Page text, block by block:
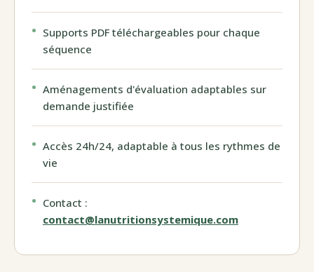
Supports PDF téléchargeables pour chaque
séquence
Aménagements d'évaluation adaptables sur
demande justifiée
Accès 24h/24, adaptable à tous les rythmes de
vie
Contact :
contact@lanutritionsystemique.com